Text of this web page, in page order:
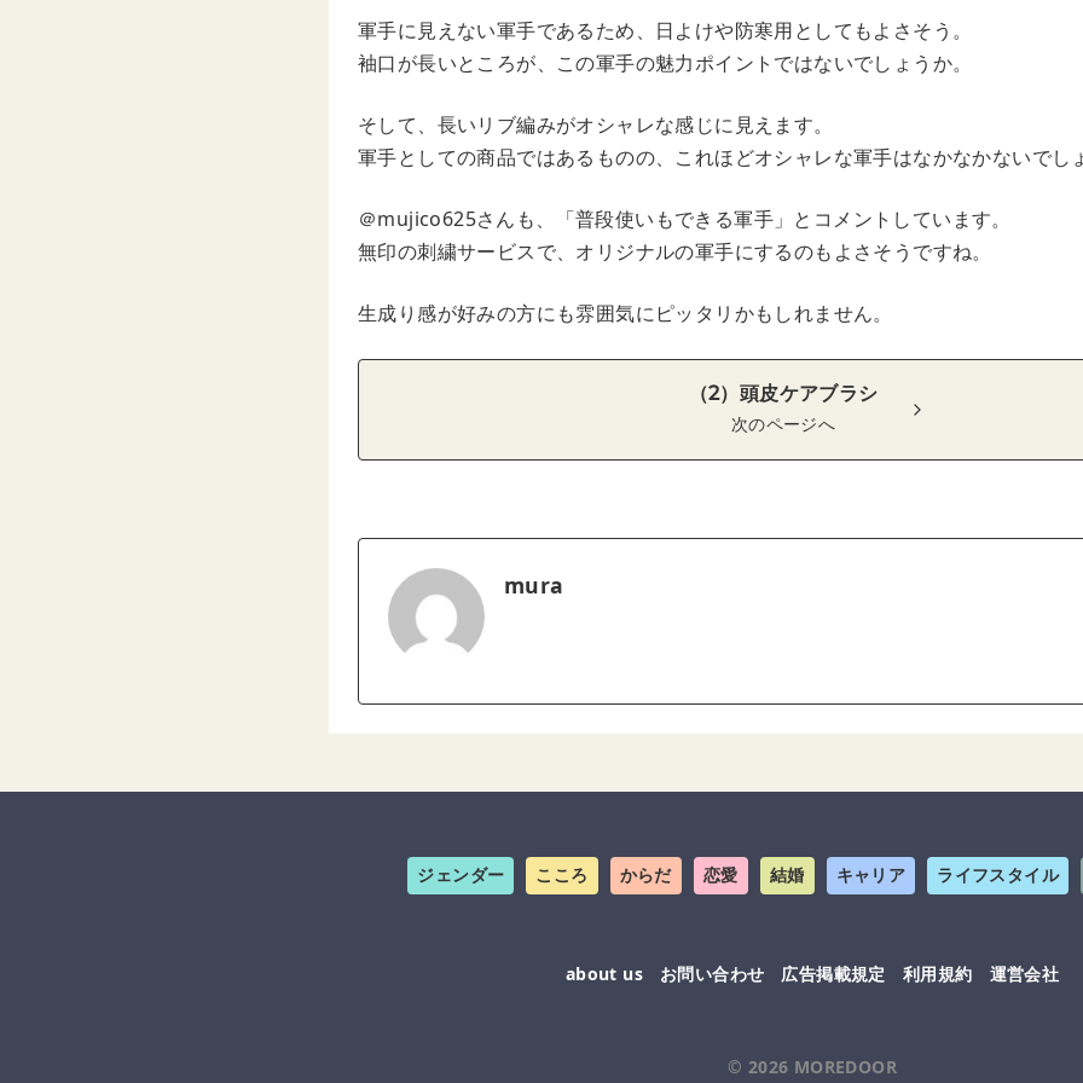
軍手に見えない軍手であるため、日よけや防寒用としてもよさそう。
袖口が長いところが、この軍手の魅力ポイントではないでしょうか。
そして、長いリブ編みがオシャレな感じに見えます。
軍手としての商品ではあるものの、これほどオシャレな軍手はなかなかないでし
＠mujico625さんも、「普段使いもできる軍手」とコメントしています。
無印の刺繍サービスで、オリジナルの軍手にするのもよさそうですね。
生成り感が好みの方にも雰囲気にピッタリかもしれません。
（2）頭皮ケアブラシ
次のページへ
mura
ジェンダー こころ からだ 恋愛 結婚 キャリア ライフスタイル
about us お問い合わせ 広告掲載規定 利用規約 運営会社
© 2026 MOREDOOR